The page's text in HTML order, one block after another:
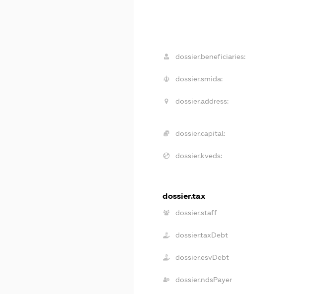
dossier.beneficiaries:
dossier.smida:
dossier.address:
dossier.capital:
dossier.kveds:
dossier.tax
dossier.staff
dossier.taxDebt
dossier.esvDebt
dossier.ndsPayer